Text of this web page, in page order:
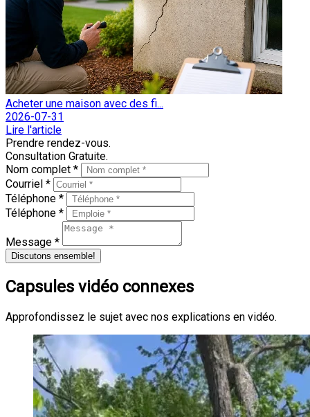
Acheter une maison avec des fi...
2026-07-31
Lire l'article
Prendre rendez-vous.
Consultation Gratuite.
Nom complet *
Courriel *
Téléphone *
Téléphone *
Message *
Discutons ensemble!
Capsules vidéo connexes
Approfondissez le sujet avec nos explications en vidéo.